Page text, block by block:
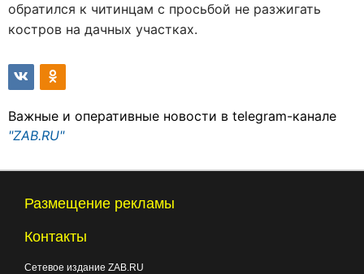
обратился к читинцам с просьбой не разжигать
костров на дачных участках.
Важные и оперативные новости в telegram-канале
"ZAB.RU"
Размещение рекламы
Контакты
Сетевое издание ZAB.RU